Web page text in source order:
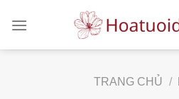
TRANG CHỦ /